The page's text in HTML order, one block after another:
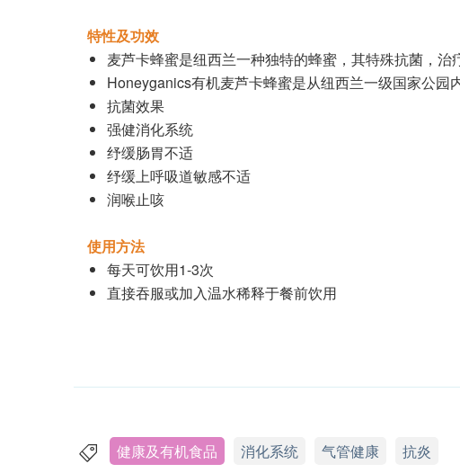
特性及功效
麦芦卡蜂蜜是纽西兰一种独特的蜂蜜，其特殊抗菌，
Honeyganics有机麦芦卡蜂蜜是从纽西兰一级国家公园
抗菌效果
强健消化系统
纾缓肠胃不适
纾缓上呼吸道敏感不适
润喉止咳
使用方法
每天可饮用1-3次
直接吞服或加入温水稀释于餐前饮用
健康及有机食品 消化系统 气管健康 抗炎